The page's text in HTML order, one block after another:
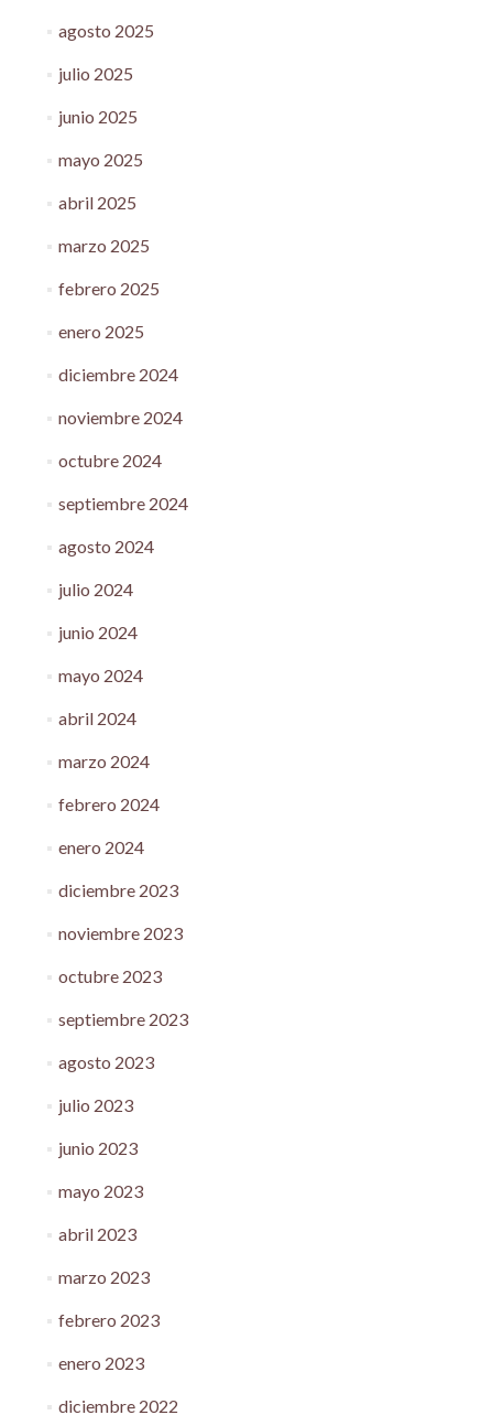
agosto 2025
julio 2025
junio 2025
mayo 2025
abril 2025
marzo 2025
febrero 2025
enero 2025
diciembre 2024
noviembre 2024
octubre 2024
septiembre 2024
agosto 2024
julio 2024
junio 2024
mayo 2024
abril 2024
marzo 2024
febrero 2024
enero 2024
diciembre 2023
noviembre 2023
octubre 2023
septiembre 2023
agosto 2023
julio 2023
junio 2023
mayo 2023
abril 2023
marzo 2023
febrero 2023
enero 2023
diciembre 2022